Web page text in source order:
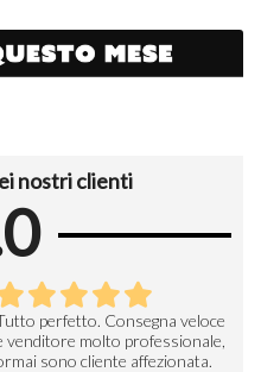
nostri clienti
perfetto. Consegna veloce
venditore molto professionale,
sono cliente affezionata.